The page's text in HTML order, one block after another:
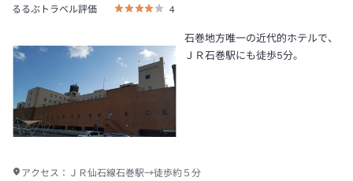
るるぶトラベル評価
4
石巻地方唯一の近代的ホテルで、
ＪＲ石巻駅にも徒歩5分。
アクセス： ＪＲ仙石線石巻駅→徒歩約５分